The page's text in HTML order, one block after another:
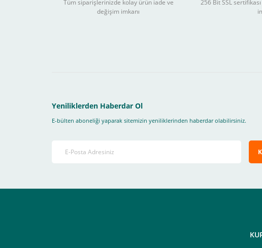
Sitemizden yapacağınız tüm alışverişlerde aşağıdaki adımları takip
4-Son olarak siparişi vermiş olduğunuz e-posta adresinize
Tüm siparişlerinizde kolay ürün iade ve
değişim imkanı
256 Bit SSL
Yeniliklerden Haberdar Ol
E-bülten aboneliği yaparak sitemizin yeniliklerinden haberdar olabilirsiniz.